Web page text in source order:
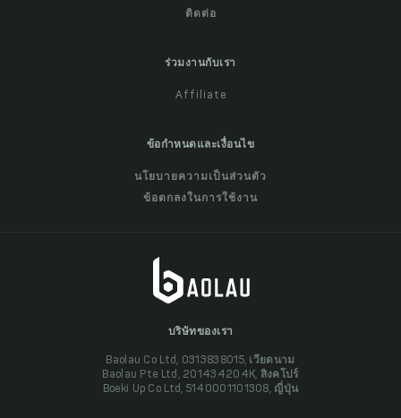
ติดต่อ
ร่วมงานกับเรา
Affiliate
ข้อกำหนดและเงื่อนไข
นโยบายความเป็นส่วนตัว
ข้อตกลงในการใช้งาน
บริษัทของเรา
Baolau Co Ltd, 0313838015, เวียดนาม
Baolau Pte Ltd, 201434204K, สิงคโปร์
Boeki Up Co Ltd, 5140001101308, ญี่ปุ่น